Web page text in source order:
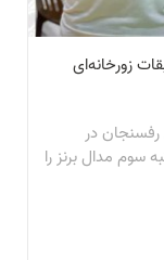
زورخانه‌ای
در
سوم مدال برنز را